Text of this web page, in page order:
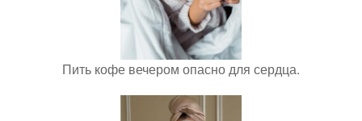
Пить кофе вечером опасно для сердца.